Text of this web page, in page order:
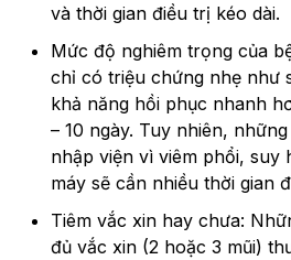
và thời gian điều trị kéo dài.
Mức độ nghiêm trọng của
chỉ có triệu chứng nhẹ như
khả năng hồi phục nhanh
– 10 ngày. Tuy nhiên,
nhập viện vì viêm phổi, suy
máy sẽ cần nhiều thời gian
Tiêm vắc xin hay chưa:
đủ vắc xin (2 hoặc 3 mũi)